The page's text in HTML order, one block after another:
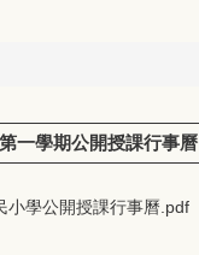
一學期公開授課行事曆
小學公開授課行事曆.pdf